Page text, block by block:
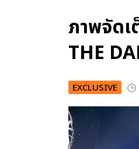
ภาพจัดเ
THE
EXCLUSIVE